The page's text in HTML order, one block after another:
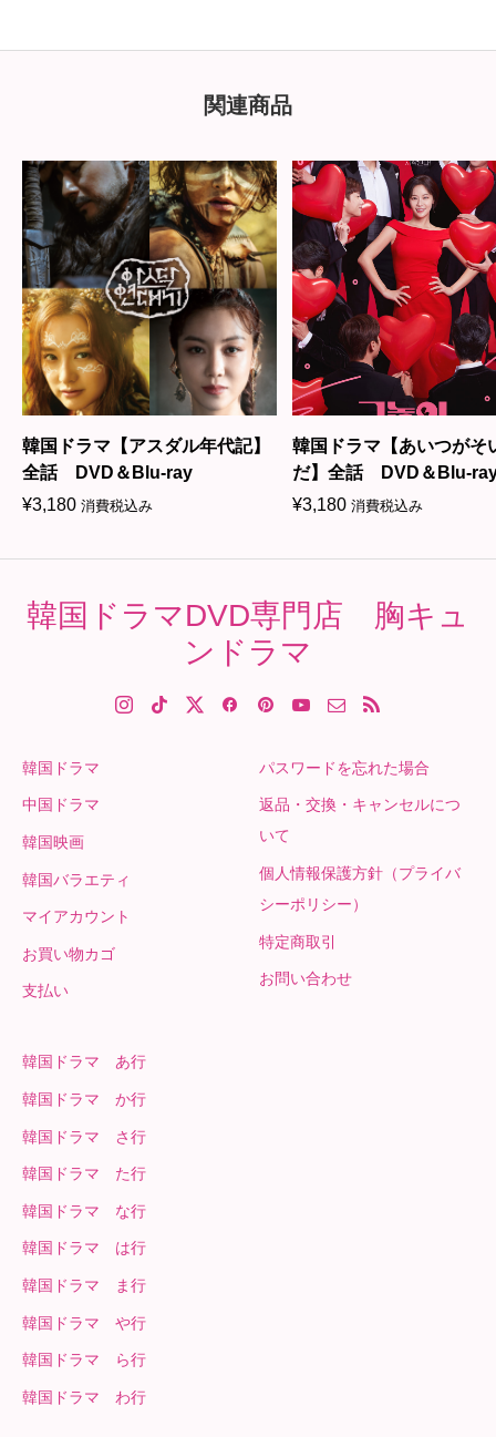
関連商品
韓国ドラマ【アスダル年代記】
全話 DVD＆Blu-ray
¥3,180 消費税込み
韓国ドラマ【あいつがそ
だ】全話 DVD＆Blu-
¥3,180 消費税込み
韓国ドラマDVD専門店 胸キュ
ンドラマ
韓国ドラマ
中国ドラマ
韓国映画
韓国バラエティ
マイアカウント
お買い物カゴ
支払い
パスワードを忘れた場合
返品・交換・キャンセルにつ
いて
個人情報保護方針（プライバ
シーポリシー）
特定商取引
お問い合わせ
韓国ドラマ あ行
韓国ドラマ か行
韓国ドラマ さ行
韓国ドラマ た行
韓国ドラマ な行
韓国ドラマ は行
韓国ドラマ ま行
韓国ドラマ や行
韓国ドラマ ら行
韓国ドラマ わ行